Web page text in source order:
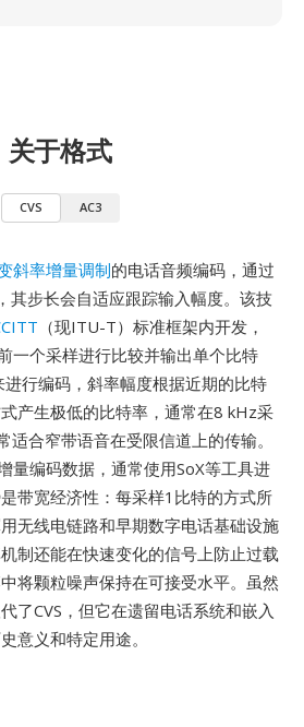
关于格式
CVS AC3
斜率增量调制的电话音频编码，通过
其步长会自适应跟踪输入幅度。该技
（现ITU-T）标准框架内开发，
一个采样进行比较并输出单个比特
编码，斜率幅度根据近期的比特
产生极低的比特率，通常在8 kHz采
合窄带语音在受限信道上的传输。
量编码数据，通常使用SoX等工具进
带宽经济性：每采样1比特的方式所
无线电链路和早期数字电话基础设施
制还能在快速变化的信号上防止过载
将颗粒噪声保持在可接受水平。虽然
了CVS，但它在遗留电话系统和嵌入
意义和特定用途。